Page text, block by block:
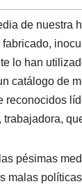
e
d
I
n
l
a
d
s
de nuestra
lo han
catálogo de
reconocidos
trabajadora,
pésimas
malas